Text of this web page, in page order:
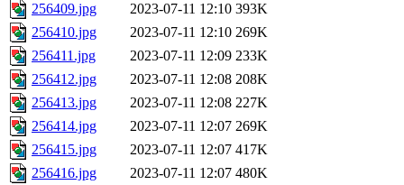
256409.jpg 2023-07-11 12:10 393K
256410.jpg
2023-07-11 12:10 269K
256411.jpg
2023-07-11 12:09 233K
256412.jpg
2023-07-11 12:08 208K
256413.jpg
2023-07-11 12:08 227K
256414.jpg
2023-07-11 12:07 269K
256415.jpg
2023-07-11 12:07 417K
256416.jpg
2023-07-11 12:07 480K